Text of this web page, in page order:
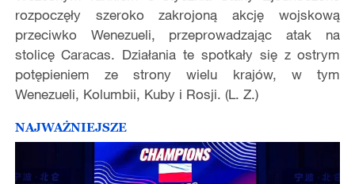
rozpoczęły szeroko zakrojoną akcję wojskową
przeciwko Wenezueli, przeprowadzając atak na
stolicę Caracas. Działania te spotkały się z ostrym
potępieniem ze strony wielu krajów, w tym
Wenezueli, Kolumbii, Kuby i Rosji. (L. Z.)
NAJWAŻNIEJSZE